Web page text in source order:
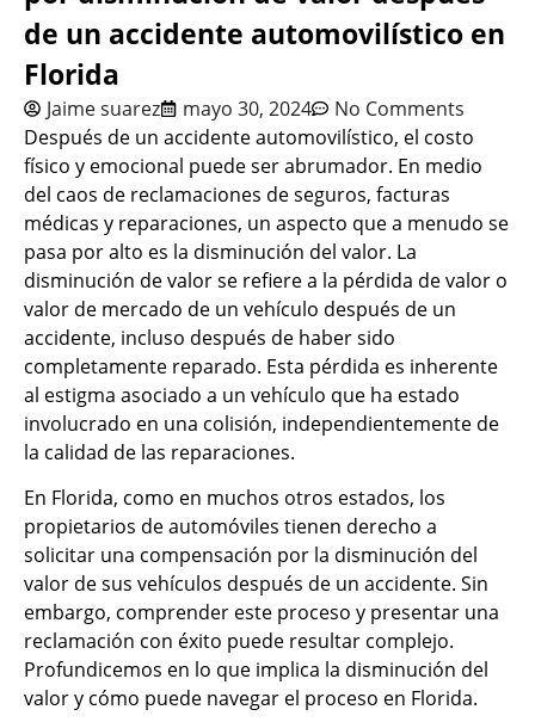
de un accidente automovilístico en
Florida
Jaime suarez mayo 30, 2024
No Comments
Después de un accidente automovilístico, el costo
físico y emocional puede ser abrumador. En medio
del caos de reclamaciones de seguros, facturas
médicas y reparaciones, un aspecto que a menudo se
pasa por alto es la disminución del valor. La
disminución de valor se refiere a la pérdida de valor o
valor de mercado de un vehículo después de un
accidente, incluso después de haber sido
completamente reparado. Esta pérdida es inherente
al estigma asociado a un vehículo que ha estado
involucrado en una colisión, independientemente de
la calidad de las reparaciones.
En Florida, como en muchos otros estados, los
propietarios de automóviles tienen derecho a
solicitar una compensación por la disminución del
valor de sus vehículos después de un accidente. Sin
embargo, comprender este proceso y presentar una
reclamación con éxito puede resultar complejo.
Profundicemos en lo que implica la disminución del
valor y cómo puede navegar el proceso en Florida.